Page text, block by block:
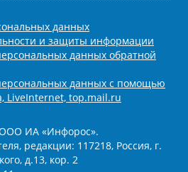
данных
и защиты информации
данных обратной
данных с помощью
LiveInternet, top.mail.ru
ИА «Инфорос».
редакции: 117218, Россия, г.
д.13, кор. 2